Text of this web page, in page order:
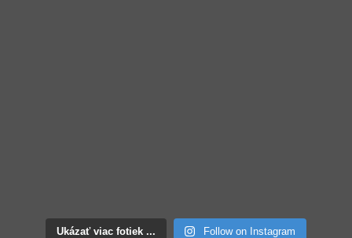
Ukázať viac fotiek ... Follow on Instagram